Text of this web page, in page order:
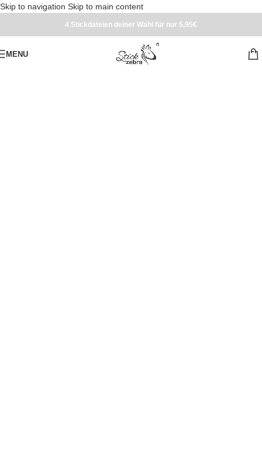
Skip to navigation Skip to main content
4 Stickdateien deiner Wahl für nur 5,95€
MENU